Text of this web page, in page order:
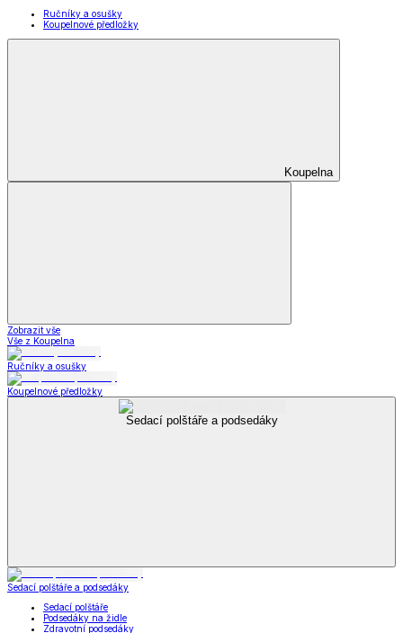
Ručníky a osušky
Koupelnové předložky
Koupelna
Zobrazit vše
Vše z Koupelna
Ručníky a osušky
Koupelnové předložky
Sedací polštáře a podsedáky
Sedací polštáře a podsedáky
Sedací polštáře
Podsedáky na židle
Zdravotní podsedáky